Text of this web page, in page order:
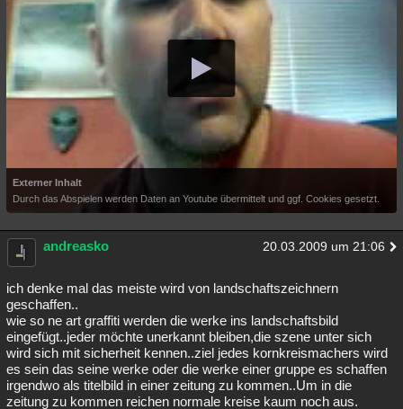
Externer Inhalt
Durch das Abspielen werden Daten an Youtube übermittelt und ggf. Cookies gesetzt.
andreasko 20.03.2009 um 21:06
ich denke mal das meiste wird von landschaftszeichnern
geschaffen..
wie so ne art graffiti werden die werke ins landschaftsbild
eingefügt..jeder möchte unerkannt bleiben,die szene unter sich
wird sich mit sicherheit kennen..ziel jedes kornkreismachers wird
es sein das seine werke oder die werke einer gruppe es schaffen
irgendwo als titelbild in einer zeitung zu kommen..Um in die
zeitung zu kommen reichen normale kreise kaum noch aus.